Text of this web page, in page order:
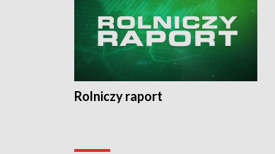
Rolniczy raport